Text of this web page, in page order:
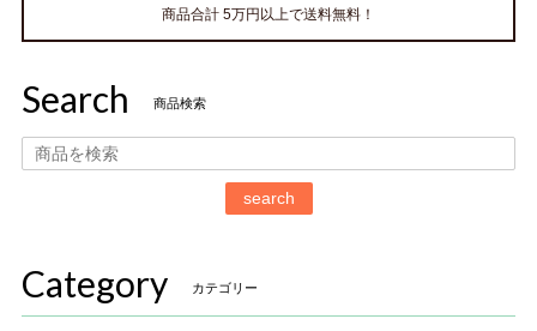
商品合計 5万円以上で送料無料！
Search 商品検索
search
Category カテゴリー